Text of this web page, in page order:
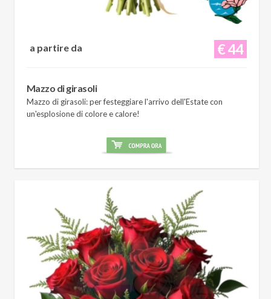
€ 44
a partire da
Mazzo di girasoli
Mazzo di girasoli: per festeggiare l'arrivo dell'Estate con
un'esplosione di colore e calore!